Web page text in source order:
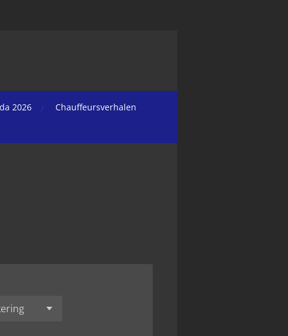
2026
Chauffeursverhalen